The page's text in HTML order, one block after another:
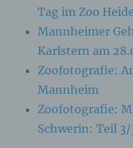
Tag im Zoo
Mannheimer
Karlstern am
Zoofotografie:
Mannheim
Zoofotografie:
Schwerin: Teil
angesehen, die
insbesondere
Kennung wie
Kennnummer, zu
Online-Kennung
besonderen
physischen,
psychischen,
sozialen Identität
sind, identifiziert